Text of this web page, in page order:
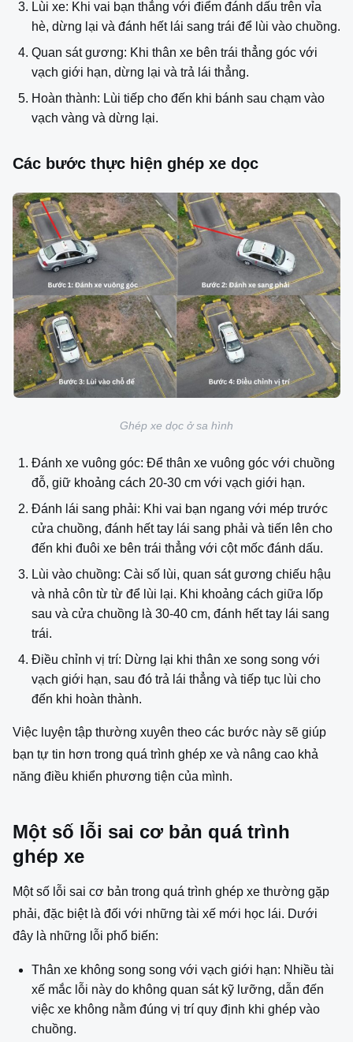
Lùi xe: Khi vai bạn thẳng với điểm đánh dấu trên vỉa
hè, dừng lại và đánh hết lái sang trái để lùi vào chuồng.
Quan sát gương: Khi thân xe bên trái thẳng góc với
vạch giới hạn, dừng lại và trả lái thẳng.
Hoàn thành: Lùi tiếp cho đến khi bánh sau chạm vào
vạch vàng và dừng lại.
Các bước thực hiện ghép xe dọc
Ghép xe dọc ở sa hình
Đánh xe vuông góc: Để thân xe vuông góc với chuồng
đỗ, giữ khoảng cách 20-30 cm với vạch giới hạn.
Đánh lái sang phải: Khi vai bạn ngang với mép trước
cửa chuồng, đánh hết tay lái sang phải và tiến lên cho
đến khi đuôi xe bên trái thẳng với cột mốc đánh dấu.
Lùi vào chuồng: Cài số lùi, quan sát gương chiếu hậu
và nhả côn từ từ để lùi lại. Khi khoảng cách giữa lốp
sau và cửa chuồng là 30-40 cm, đánh hết tay lái sang
trái.
Điều chỉnh vị trí: Dừng lại khi thân xe song song với
vạch giới hạn, sau đó trả lái thẳng và tiếp tục lùi cho
đến khi hoàn thành.
Việc luyện tập thường xuyên theo các bước này sẽ giúp
bạn tự tin hơn trong quá trình ghép xe và nâng cao khả
năng điều khiển phương tiện của mình.
Một số lỗi sai cơ bản quá trình
ghép xe
Một số lỗi sai cơ bản trong quá trình ghép xe thường gặp
phải, đặc biệt là đối với những tài xế mới học lái. Dưới
đây là những lỗi phổ biến:
Thân xe không song song với vạch giới hạn: Nhiều tài
xế mắc lỗi này do không quan sát kỹ lưỡng, dẫn đến
việc xe không nằm đúng vị trí quy định khi ghép vào
chuồng.